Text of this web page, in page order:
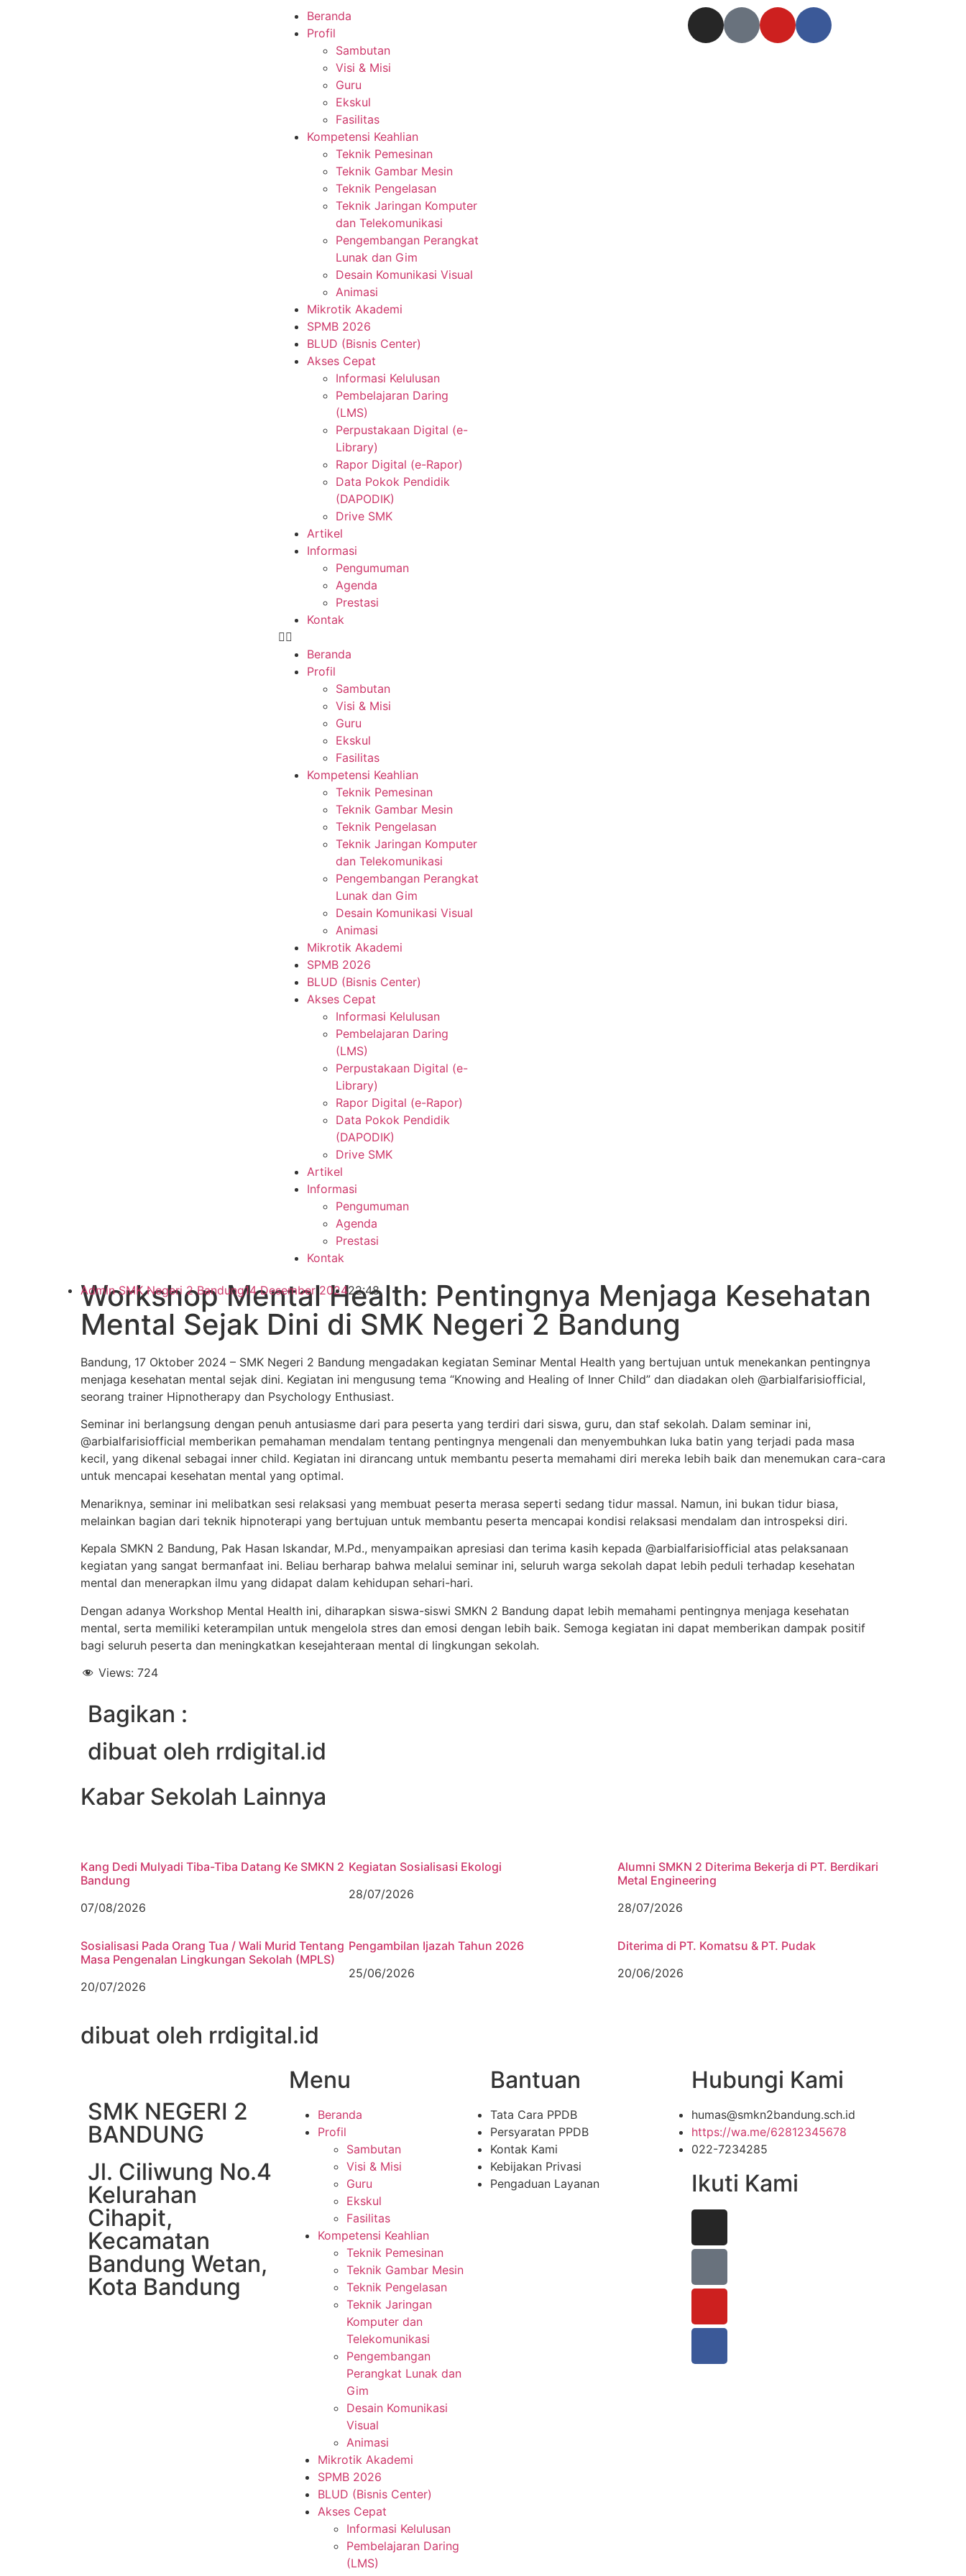
Beranda
Profil
Sambutan
Visi & Misi
Guru
Ekskul
Fasilitas
Kompetensi Keahlian
Teknik Pemesinan
Teknik Gambar Mesin
Teknik Pengelasan
Teknik Jaringan Komputer
dan Telekomunikasi
Pengembangan Perangkat
Lunak dan Gim
Desain Komunikasi Visual
Animasi
Mikrotik Akademi
SPMB 2026
BLUD (Bisnis Center)
Akses Cepat
Informasi Kelulusan
Pembelajaran Daring
(LMS)
Perpustakaan Digital (e-
Library)
Rapor Digital (e-Rapor)
Data Pokok Pendidik
(DAPODIK)
Drive SMK
Artikel
Informasi
Pengumuman
Agenda
Prestasi
Kontak
Beranda
Profil
Sambutan
Visi & Misi
Guru
Ekskul
Fasilitas
Kompetensi Keahlian
Teknik Pemesinan
Teknik Gambar Mesin
Teknik Pengelasan
Teknik Jaringan Komputer
dan Telekomunikasi
Pengembangan Perangkat
Lunak dan Gim
Desain Komunikasi Visual
Animasi
Mikrotik Akademi
SPMB 2026
BLUD (Bisnis Center)
Akses Cepat
Informasi Kelulusan
Pembelajaran Daring
(LMS)
Perpustakaan Digital (e-
Library)
Rapor Digital (e-Rapor)
Data Pokok Pendidik
(DAPODIK)
Drive SMK
Artikel
Informasi
Pengumuman
Agenda
Prestasi
Kontak
Admin SMK Negeri 2 Bandung14 Desember 202422:48
Workshop Mental Health: Pentingnya Menjaga Kesehatan
Mental Sejak Dini di SMK Negeri 2 Bandung
Bandung, 17 Oktober 2024 – SMK Negeri 2 Bandung mengadakan kegiatan Seminar Mental Health yang bertujuan untuk menekankan pentingnya
menjaga kesehatan mental sejak dini. Kegiatan ini mengusung tema “Knowing and Healing of Inner Child” dan diadakan oleh @arbialfarisiofficial,
seorang trainer Hipnotherapy dan Psychology Enthusiast.
Seminar ini berlangsung dengan penuh antusiasme dari para peserta yang terdiri dari siswa, guru, dan staf sekolah. Dalam seminar ini,
@arbialfarisiofficial memberikan pemahaman mendalam tentang pentingnya mengenali dan menyembuhkan luka batin yang terjadi pada masa
kecil, yang dikenal sebagai inner child. Kegiatan ini dirancang untuk membantu peserta memahami diri mereka lebih baik dan menemukan cara-cara
untuk mencapai kesehatan mental yang optimal.
Menariknya, seminar ini melibatkan sesi relaksasi yang membuat peserta merasa seperti sedang tidur massal. Namun, ini bukan tidur biasa,
melainkan bagian dari teknik hipnoterapi yang bertujuan untuk membantu peserta mencapai kondisi relaksasi mendalam dan introspeksi diri.
Kepala SMKN 2 Bandung, Pak Hasan Iskandar, M.Pd., menyampaikan apresiasi dan terima kasih kepada @arbialfarisiofficial atas pelaksanaan
kegiatan yang sangat bermanfaat ini. Beliau berharap bahwa melalui seminar ini, seluruh warga sekolah dapat lebih peduli terhadap kesehatan
mental dan menerapkan ilmu yang didapat dalam kehidupan sehari-hari.
Dengan adanya Workshop Mental Health ini, diharapkan siswa-siswi SMKN 2 Bandung dapat lebih memahami pentingnya menjaga kesehatan
mental, serta memiliki keterampilan untuk mengelola stres dan emosi dengan lebih baik. Semoga kegiatan ini dapat memberikan dampak positif
bagi seluruh peserta dan meningkatkan kesejahteraan mental di lingkungan sekolah.
Views: 724
Bagikan :
dibuat oleh rrdigital.id
Kabar Sekolah Lainnya
Kang Dedi Mulyadi Tiba-Tiba Datang Ke SMKN 2
Bandung
07/08/2026
Kegiatan Sosialisasi Ekologi
28/07/2026
Alumni SMKN 2 Diterima Bekerja di PT. Berdikari
Metal Engineering
28/07/2026
Sosialisasi Pada Orang Tua / Wali Murid Tentang
Masa Pengenalan Lingkungan Sekolah (MPLS)
20/07/2026
Pengambilan Ijazah Tahun 2026
25/06/2026
Diterima di PT. Komatsu & PT. Pudak
20/06/2026
dibuat oleh rrdigital.id
SMK NEGERI 2
BANDUNG
Jl. Ciliwung No.4
Kelurahan
Cihapit,
Kecamatan
Bandung Wetan,
Kota Bandung
Menu
Beranda
Profil
Sambutan
Visi & Misi
Guru
Ekskul
Fasilitas
Kompetensi Keahlian
Teknik Pemesinan
Teknik Gambar Mesin
Teknik Pengelasan
Teknik Jaringan
Komputer dan
Telekomunikasi
Pengembangan
Perangkat Lunak dan
Gim
Desain Komunikasi
Visual
Animasi
Mikrotik Akademi
SPMB 2026
BLUD (Bisnis Center)
Akses Cepat
Informasi Kelulusan
Pembelajaran Daring
(LMS)
Bantuan
Tata Cara PPDB
Persyaratan PPDB
Kontak Kami
Kebijakan Privasi
Pengaduan Layanan
Hubungi Kami
humas@smkn2bandung.sch.id
https://wa.me/62812345678
022-7234285
Ikuti Kami